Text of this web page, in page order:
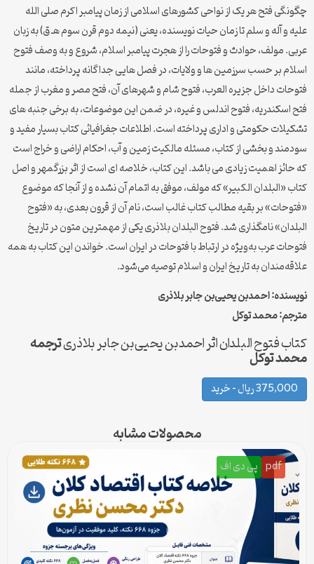
چگونگی فتح هر یک از نواحی کشورهای اسلامی از زمان پیامبر اکرم صلی الله
علیه و آله و سلم تا زمان حیات نویسنده، یعنی (نیمه دوم قرن سوم هـ ق) به زبان
عربی. مولف، حوادث و فتوحات را از هجرت پیامبر اسلام، شروع و به وصف فتوح
اسلام بر حسب سرزمین ها و ولایات، در فصل هایی جداگانه پرداخته، مانند
فتوحات داخل جزیره العرب، فتوح شام و شهرهای آن، فتح مصر و مغرب از جمله
فتح اسکندریه، فتوح اندلس و غیره، در ضمن این موضوعات، به برخی جنبه های
تشکیلات حکومتی و اداری پرداخته است. اطلاعات جغرافیائی کتاب بسیار مفید و
سودمند و بخشی از کتاب، مسئله مالکیت زمین و آب، احکام اراضی و خراج است
که حائز اهمیت زیادی می باشد. این کتاب، خلاصه ای است از اثر بزرگمهر و اصل
کتاب «البلدان الکبیر» که مولف، موفق به اتمام آن نشده و از آنجا که موضوع
«فتوحات» بر بقیه مطالب کتاب غالب است، نام آن از قرون بعدی، به «فتوح
البلدان» نامگذاری شد. فتوح البلدان بلاذری یکی از مهمترین متون در تاریخ
فتوحات عرب به‌ویژه در ارتباط با فتوحات در ایران است. خواندن این کتاب به همه
علاقه‌مندان به تاریخ ایران و اسلام توصیه می‌شود.
نویسنده: اح‍م‍دب‍ن ی‍ح‍ی‍ی‌ب‍ن ج‍اب‍ر ب‍لاذری‌
مترجم: محمد توکل
کتاب فتوح البلدان اثر اح‍م‍دب‍ن ی‍ح‍ی‍ی‌ب‍ن ج‍اب‍ر ب‍لاذری‌ترجمه
محمد توکل
375,000 ریال – خرید
محصولات مشابه
pdf پی دی اف